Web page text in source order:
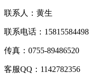
联系人：黄生
联系电话：15815584498
传真：0755-89486520
客服QQ：1142782356